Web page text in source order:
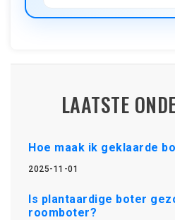
LAATSTE
Hoe maak ik geklaarde
2025-11-01
Is plantaardige boter
roomboter?